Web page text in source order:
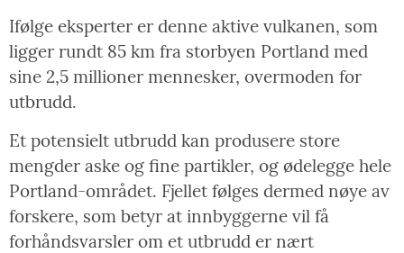
Ifølge eksperter er denne aktive vulkanen, som
ligger rundt 85 km fra storbyen Portland med
sine 2,5 millioner mennesker, overmoden for
utbrudd.
Et potensielt utbrudd kan produsere store
mengder aske og fine partikler, og ødelegge hele
Portland-området. Fjellet følges dermed nøye av
forskere, som betyr at innbyggerne vil få
forhåndsvarsler om et utbrudd er nært